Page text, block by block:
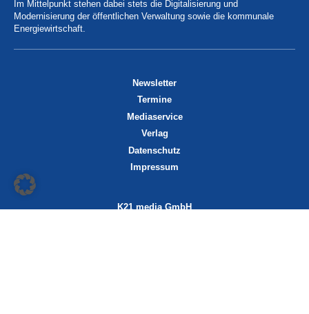
Im Mittelpunkt stehen dabei stets die Digitalisierung und
Modernisierung der öffentlichen Verwaltung sowie die kommunale
Energiewirtschaft.
Newsletter
Termine
Mediaservice
Verlag
Datenschutz
Impressum
K21 media GmbH